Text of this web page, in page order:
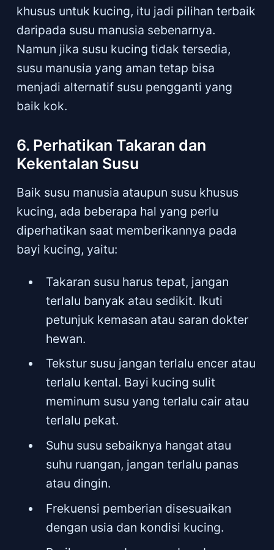
khusus untuk kucing, itu jadi pilihan terbaik
daripada susu manusia sebenarnya.
Namun jika susu kucing tidak tersedia,
susu manusia yang aman tetap bisa
menjadi alternatif susu pengganti yang
baik kok.
6. Perhatikan Takaran dan
Kekentalan Susu
Baik susu manusia ataupun susu khusus
kucing, ada beberapa hal yang perlu
diperhatikan saat memberikannya pada
bayi kucing, yaitu:
Takaran susu harus tepat, jangan
terlalu banyak atau sedikit. Ikuti
petunjuk kemasan atau saran dokter
hewan.
Tekstur susu jangan terlalu encer atau
terlalu kental. Bayi kucing sulit
meminum susu yang terlalu cair atau
terlalu pekat.
Suhu susu sebaiknya hangat atau
suhu ruangan, jangan terlalu panas
atau dingin.
Frekuensi pemberian disesuaikan
dengan usia dan kondisi kucing.